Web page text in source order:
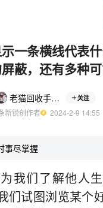
一条横线代表
蔽，还有多种
老猫回收手机和古钱币 关注
新锐创作者
  2024-2-9 14:55
事尽掌握
我们了解他人
们试图浏览某个